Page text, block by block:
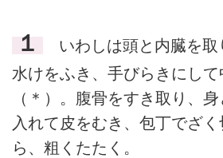
１
いわしは頭と内臓を取
水けをふき、手びらきにして
（＊）。腹骨をすき取り、
入れて皮をむき、包丁でざ
ら、粗くたたく。